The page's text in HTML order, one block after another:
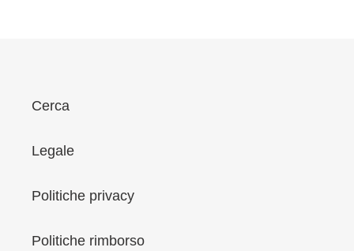
Cerca
Legale
Politiche privacy
Politiche rimborso